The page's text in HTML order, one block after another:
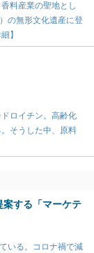
料産業の聖地とし
の無形文化遺産に登
】
ロイチン。高齢化
そうした中、原料
案する「マーケテ
いる。コロナ禍で減